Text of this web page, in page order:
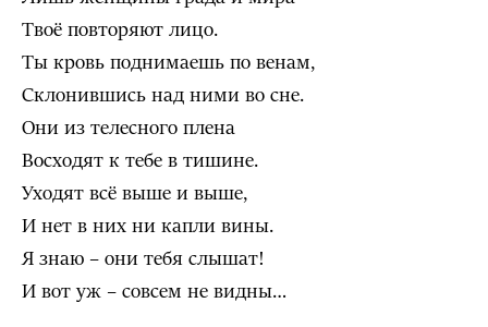
Твоё повторяют лицо.
Ты кровь поднимаешь по венам,
Склонившись над ними во сне.
Они из телесного плена
Восходят к тебе в тишине.
Уходят всё выше и выше,
И нет в них ни капли вины.
Я знаю – они тебя слышат!
И вот уж – совсем не видны…